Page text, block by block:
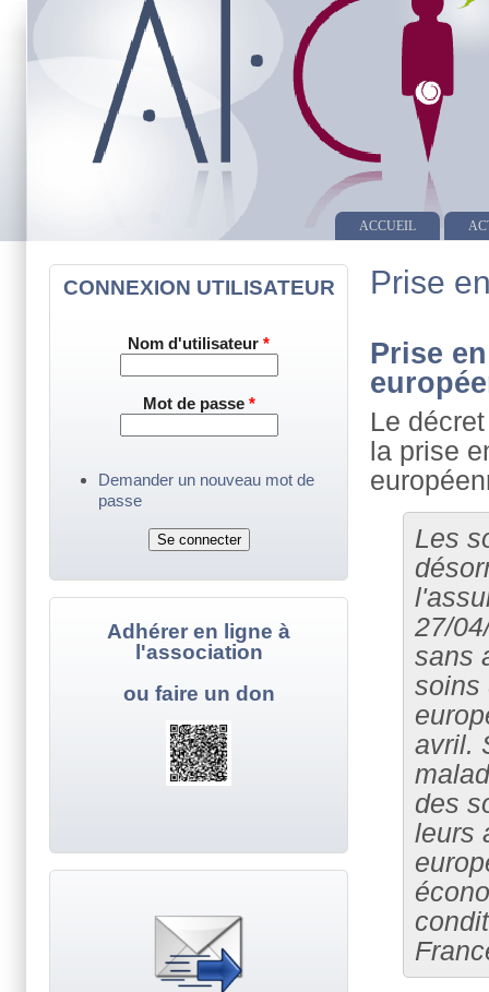
ACCUEIL
Prise
Prise
Le
la prise
Les
27/
sans
soins
avril.
des
leurs
CONNEXION UTILISATEUR
Nom d'utilisateur *
Mot de passe *
Demander un nouveau mot de
passe
Adhérer en ligne à
l'association
ou faire un don